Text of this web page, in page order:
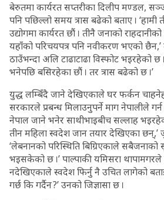
बेरुतमा कार्यरत सप्तरीका दिलीप मण्डल,
पनि पछिल्लो समय त्रास बढेको बताए । ‘हामी
उद्योगमा कार्यरत छौं । तीनै जनाको
यहाँको परिचयपत्र पनि नवीकरण भएको
ठाउँभन्दा अलि टाढाटाढा विस्फोट भइरहेको
भनेपछि बसिरहेका छौं । तर त्रास बढेको छ ।’
युद्ध लम्बिँदै जाने देखिएकाले घर फर्कन
सरकारले प्रबन्ध मिलाउनुपर्ने माग नेपालीले
नेपाल जाने भनेर साथीभाइबीच सल्लाह
तीन महिला स्वदेश जान तयार देखिएका छन्,’
‘लेबनानको परिस्थिति बिग्रिएकाले
भइसकेको छ ।’ पाल्पाकी यमिसरा
नदेखिएकाले स्वदेश फिर्नु नै उचित लागेको
गर्छ कि गर्दैन ?’ उनको जिज्ञासा छ ।